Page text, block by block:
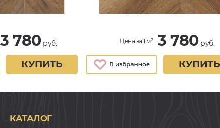
3 780руб.
КУПИТЬ
Цена за 1 м² 3 780руб.
КУПИТЬ
КАТАЛОГ